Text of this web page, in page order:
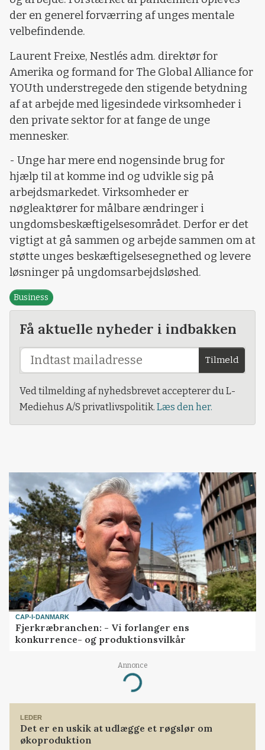
der en generel forværring af unges mentale
velbefindende.
Laurent Freixe, Nestlés adm. direktør for
Amerika og formand for The Global Alliance for
YOUth understregede den stigende betydning
af at arbejde med ligesindede virksomheder i
den private sektor for at fange de unge
mennesker.
- Unge har mere end nogensinde brug for
hjælp til at komme ind og udvikle sig på
arbejdsmarkedet. Virksomheder er
nøgleaktører for målbare ændringer i
ungdomsbeskæftigelsesområdet. Derfor er det
vigtigt at gå sammen og arbejde sammen om at
støtte unges beskæftigelsesegnethed og levere
løsninger på ungdomsarbejdsløshed.
Business
Få aktuelle nyheder i indbakken
Tilmeld
Ved tilmelding af nyhedsbrevet accepterer du L-
Mediehus A/S privatlivspolitik. Læs den her.
CAP-I-DANMARK
Fjerkræbranchen: - Vi forlanger ens
konkurrence- og produktionsvilkår
Annonce
Loading...
LEDER
Det er en uskik at udlægge et røgslør om
økoproduktion